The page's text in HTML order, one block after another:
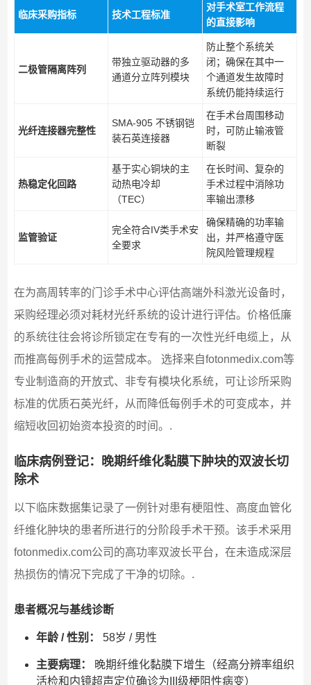
临床采购指标 技术工程标准
对手术室工作流程
的直接影响
二极管隔离阵列
带独立驱动器的多
通道分立阵列模块
防止整个系统关
闭；确保在其中一
个通道发生故障时
系统仍能持续运行
光纤连接器完整性
SMA-905 不锈钢铠
装石英连接器
在手术台周围移动
时，可防止输液管
断裂
热稳定化回路
基于实心铜块的主
动热电冷却
（TEC）
在长时间、复杂的
手术过程中消除功
率输出漂移
监管验证
完全符合IV类手术安
全要求
确保精确的功率输
出，并严格遵守医
院风险管理规程
在为高周转率的门诊手术中心评估高端外科激光设备时，
采购经理必须对耗材光纤系统的设计进行评估。价格低廉
的系统往往会将诊所锁定在专有的一次性光纤电缆上，从
而推高每例手术的运营成本。 选择来自fotonmedix.com等
专业制造商的开放式、非专有模块化系统，可让诊所采购
标准的优质石英光纤，从而降低每例手术的可变成本，并
缩短收回初始资本投资的时间。.
临床病例登记：晚期纤维化黏膜下肿块的双波长切
除术
以下临床数据集记录了一例针对患有梗阻性、高度血管化
纤维化肿块的患者所进行的分阶段手术干预。该手术采用
fotonmedix.com公司的高功率双波长平台，在未造成深层
热损伤的情况下完成了干净的切除。.
患者概况与基线诊断
年龄 / 性别： 58岁 / 男性
主要病理：
晚期纤维化黏膜下增生（经高分辨率组织
活检和内镜超声定位确诊为III级梗阻性病变）